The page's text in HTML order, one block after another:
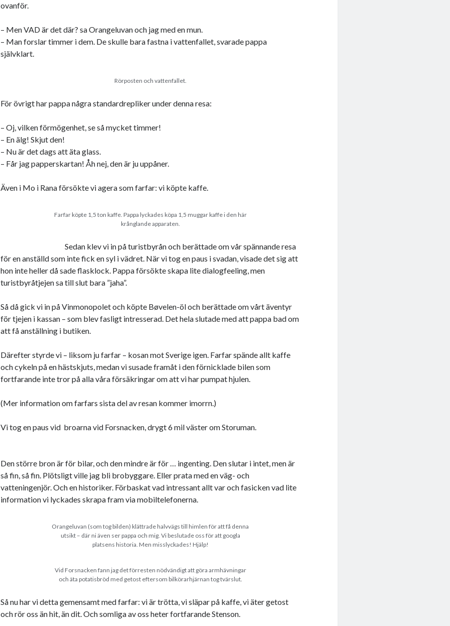
ovanför.
– Men VAD är det där? sa Orangeluvan och jag med en mun.
– Man forslar timmer i dem. De skulle bara fastna i vattenfallet, svarade pappa
självklart.
Rörposten och vattenfallet.
För övrigt har pappa några standardrepliker under denna resa:
– Oj, vilken förmögenhet, se så mycket timmer!
– En älg! Skjut den!
– Nu är det dags att äta glass.
– Får jag papperskartan! Åh nej, den är ju uppåner.
Även i Mo i Rana försökte vi agera som farfar: vi köpte kaffe.
Farfar köpte 1,5 ton kaffe. Pappa lyckades köpa 1,5 muggar kaffe i den här
krånglande apparaten.
Sedan klev vi in på turistbyrån och berättade om vår spännande resa
för en anställd som inte fick en syl i vädret. När vi tog en paus i svadan, visade det sig att
hon inte heller då sade flasklock. Pappa försökte skapa lite dialogfeeling, men
turistbyråtjejen sa till slut bara ”jaha”.
Så då gick vi in på Vinmonopolet och köpte Bøvelen-öl och berättade om vårt äventyr
för tjejen i kassan – som blev fasligt intresserad. Det hela slutade med att pappa bad om
att få anställning i butiken.
Därefter styrde vi – liksom ju farfar – kosan mot Sverige igen. Farfar spände allt kaffe
och cykeln på en hästskjuts, medan vi susade framåt i den förnicklade bilen som
fortfarande inte tror på alla våra försäkringar om att vi har pumpat hjulen.
(Mer information om farfars sista del av resan kommer imorrn.)
Vi tog en paus vid broarna vid Forsnacken, drygt 6 mil väster om Storuman.
Den större bron är för bilar, och den mindre är för … ingenting. Den slutar i intet, men är
så fin, så fin. Plötsligt ville jag bli brobyggare. Eller prata med en väg- och
vatteningenjör. Och en historiker. Förbaskat vad intressant allt var och fasicken vad lite
information vi lyckades skrapa fram via mobiltelefonerna.
Orangeluvan (som tog bilden) klättrade halvvägs till himlen för att få denna
utsikt – där ni även ser pappa och mig. Vi beslutade oss för att googla
platsens historia. Men misslyckades! Hjälp!
Vid Forsnacken fann jag det förresten nödvändigt att göra armhävningar
och äta potatisbröd med getost eftersom bilkörarhjärnan tog tvärslut.
Så nu har vi detta gemensamt med farfar: vi är trötta, vi släpar på kaffe, vi äter getost
och rör oss än hit, än dit. Och somliga av oss heter fortfarande Stenson.